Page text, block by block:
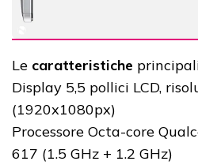
Le caratteristiche
Display 5,5 pollici LCD,
(1920x1080px)
Processore Octa-core
617 (1.5 GHz + 1.2 GHz)